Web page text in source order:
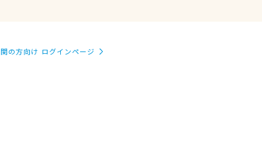
の方向け ログインページ